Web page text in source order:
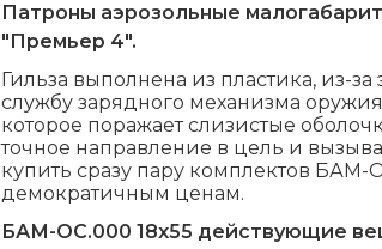
Патроны аэрозольные
"Премьер 4".
Гильза выполнена из пластика, из-
службу зарядного механизма
которое поражает слизистые
точное направление в цель и
купить сразу пару комплектов
демократичным ценам.
БАМ-ОС.000 18х55 действующие